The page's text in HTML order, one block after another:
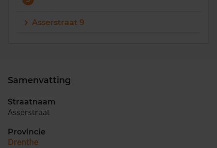
Asserstraat 9
Samenvatting
Straatnaam
Asserstraat
Provincie
Drenthe